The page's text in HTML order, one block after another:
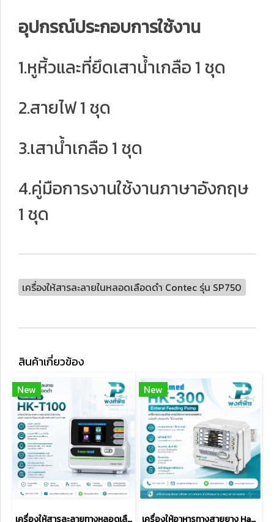
อุปกรณ์ประกอบการใช้งาน
1.หูหิ้วและที่ยึดเสาน้ำเกลือ 1 ชุด
2.สายไฟ 1 ชุด
3.เสาน้ำเกลือ 1 ชุด
4.คู่มือการงานใช้งานภาษาอังกฤษ
1 ชุด
เครื่องให้สารละลายในหลอดเลือดดำ Contec รุ่น SP750
สินค้าเกี่ยวข้อง
New
เครื่องให้สารละลายทางหลอดเลือดดำ Hawkmed รุ่น HK-T100
New
เครื่องให้อาหารทางสายยาง Hawkmed รุ่น HK-300